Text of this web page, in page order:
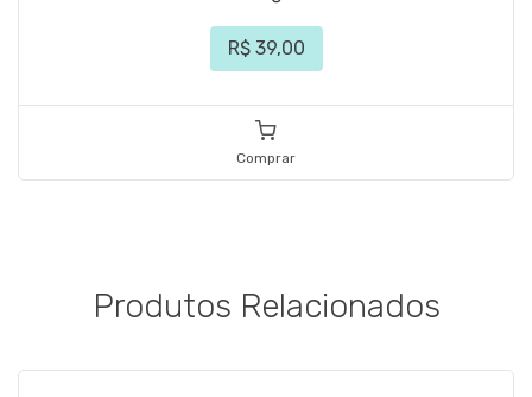
R$ 39,00
Comprar
Produtos Relacionados